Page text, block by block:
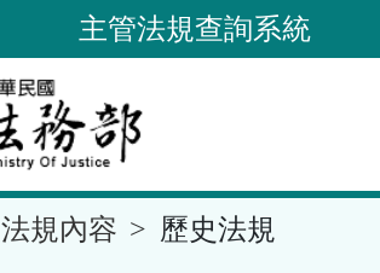
主管法規查詢系統
法規內容 歷史法規